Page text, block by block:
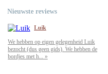
Nieuwste reviews
Luik
We hebben op eigen gelegenheid Luik
bezocht (dus geen gids). We hebben de
bordjes met h... »